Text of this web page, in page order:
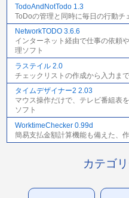
TodoAndNotTodo 1.3
ToDoの管理と同時に毎日の行動チ
NetworkTODO 3.6.6
インターネット経由で仕事の依頼
理ソフト
ラステイル 2.0
チェックリストの作成から入力ま
タイムデザイナー2 2.03
マウス操作だけで、テレビ番組表
ソフト
WorktimeChecker 0.99d
簡易支払金額計算機能も備えた、
カテゴ